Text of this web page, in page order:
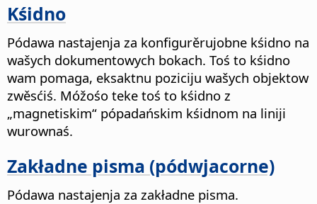
Kśidno
Pódawa nastajenja za konfigurěrujobne kśidno na
wašych dokumentowych bokach. Toś to kśidno
wam pomaga, eksaktnu poziciju wašych objektow
zwěsćiś. Móžośo teke toś to kśidno z
„magnetiskim“ pópadańskim kśidnom na liniji
wurownaś.
Zakładne pisma (pódwjacorne)
Pódawa nastajenja za zakładne pisma.